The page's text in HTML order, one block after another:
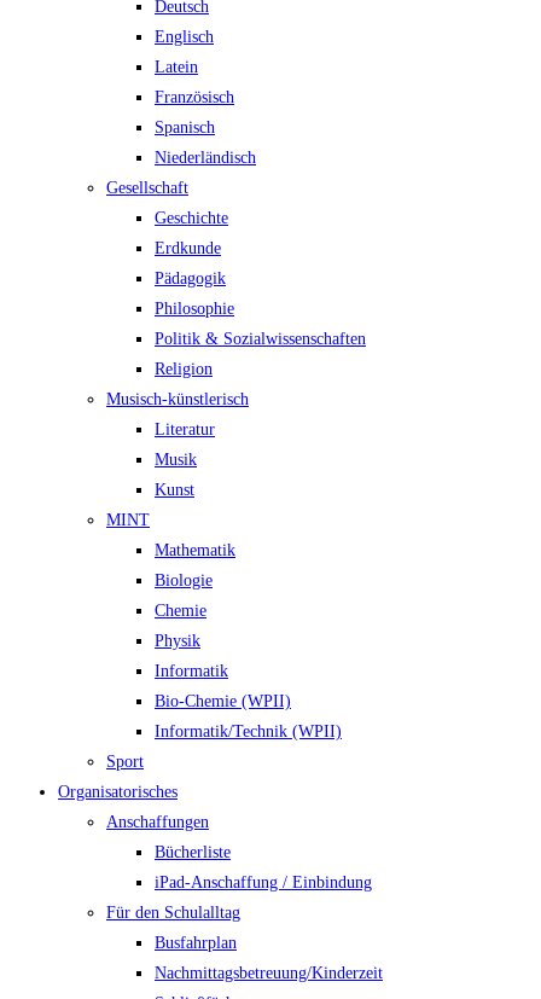
Deutsch
Englisch
Latein
Französisch
Spanisch
Niederländisch
Gesellschaft
Geschichte
Erdkunde
Pädagogik
Philosophie
Politik & Sozialwissenschaften
Religion
Musisch-künstlerisch
Literatur
Musik
Kunst
MINT
Mathematik
Biologie
Chemie
Physik
Informatik
Bio-Chemie (WPII)
Informatik/Technik (WPII)
Sport
Organisatorisches
Anschaffungen
Bücherliste
iPad-Anschaffung / Einbindung
Für den Schulalltag
Busfahrplan
Nachmittagsbetreuung/Kinderzeit